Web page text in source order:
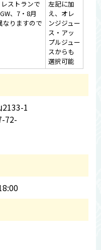
ストランで
、7・8月
りますので
左記に加
え、オレ
ンジジュー
ス・アッ
プルジュー
スからも
選択可能
1
72-